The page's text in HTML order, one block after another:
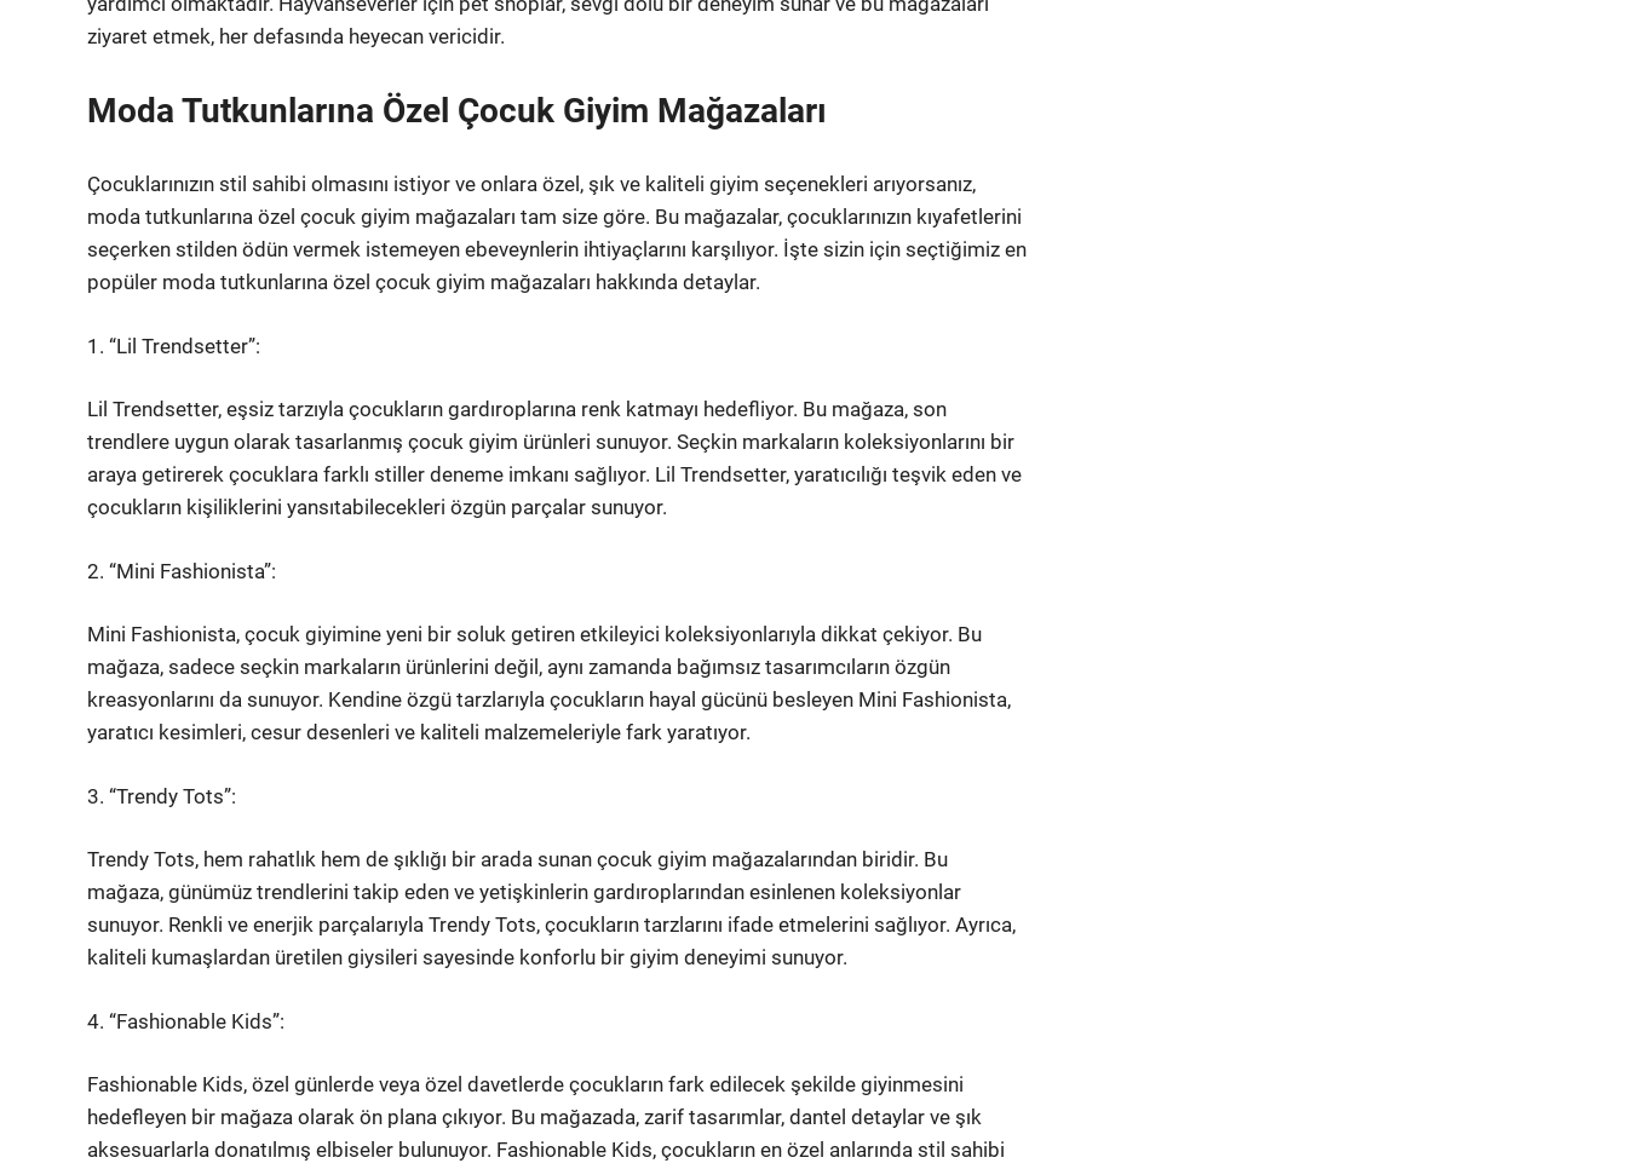
ziyaret etmek, her defasında heyecan vericidir.
Moda Tutkunlarına Özel Çocuk Giyim Mağazaları
Çocuklarınızın stil sahibi olmasını istiyor ve onlara özel, şık ve kaliteli giyim seçenekleri arıyorsanız,
moda tutkunlarına özel çocuk giyim mağazaları tam size göre. Bu mağazalar, çocuklarınızın kıyafetlerini
seçerken stilden ödün vermek istemeyen ebeveynlerin ihtiyaçlarını karşılıyor. İşte sizin için seçtiğimiz en
popüler moda tutkunlarına özel çocuk giyim mağazaları hakkında detaylar.
1. “Lil Trendsetter”:
Lil Trendsetter, eşsiz tarzıyla çocukların gardıroplarına renk katmayı hedefliyor. Bu mağaza, son
trendlere uygun olarak tasarlanmış çocuk giyim ürünleri sunuyor. Seçkin markaların koleksiyonlarını bir
araya getirerek çocuklara farklı stiller deneme imkanı sağlıyor. Lil Trendsetter, yaratıcılığı teşvik eden ve
çocukların kişiliklerini yansıtabilecekleri özgün parçalar sunuyor.
2. “Mini Fashionista”:
Mini Fashionista, çocuk giyimine yeni bir soluk getiren etkileyici koleksiyonlarıyla dikkat çekiyor. Bu
mağaza, sadece seçkin markaların ürünlerini değil, aynı zamanda bağımsız tasarımcıların özgün
kreasyonlarını da sunuyor. Kendine özgü tarzlarıyla çocukların hayal gücünü besleyen Mini Fashionista,
yaratıcı kesimleri, cesur desenleri ve kaliteli malzemeleriyle fark yaratıyor.
3. “Trendy Tots”:
Trendy Tots, hem rahatlık hem de şıklığı bir arada sunan çocuk giyim mağazalarından biridir. Bu
mağaza, günümüz trendlerini takip eden ve yetişkinlerin gardıroplarından esinlenen koleksiyonlar
sunuyor. Renkli ve enerjik parçalarıyla Trendy Tots, çocukların tarzlarını ifade etmelerini sağlıyor. Ayrıca,
kaliteli kumaşlardan üretilen giysileri sayesinde konforlu bir giyim deneyimi sunuyor.
4. “Fashionable Kids”:
Fashionable Kids, özel günlerde veya özel davetlerde çocukların fark edilecek şekilde giyinmesini
hedefleyen bir mağaza olarak ön plana çıkıyor. Bu mağazada, zarif tasarımlar, dantel detaylar ve şık
aksesuarlarla donatılmış elbiseler bulunuyor. Fashionable Kids, çocukların en özel anlarında stil sahibi